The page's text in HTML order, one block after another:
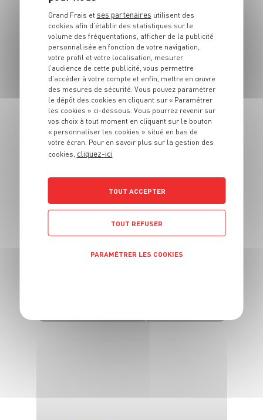
BOISSON
Mojito
Grand Frais et ses partenaires utilisent des
cookies afin d’établir des statistiques sur le
volume des fréquentations, afficher de la publicité
personnalisée en fonction de votre navigation,
votre profil et votre localisation, mesurer
l’audience de cette publicité, vous permettre
d’accéder à votre compte et enfin, mettre en œuvre
des mesures de sécurité. Vous pouvez paramétrer
le dépôt des cookies en cliquant sur « Paramétrer
les cookies » ci-dessous. Vous pourrez revenir sur
vos choix à tout moment en cliquant sur le bouton
« personnaliser les cookies » situé en bas de
votre écran. Pour en savoir plus sur la gestion des
cookies, cliquez-ici
TOUT ACCEPTER
TOUT REFUSER
PARAMÉTRER LES COOKIES